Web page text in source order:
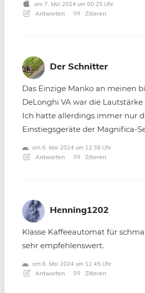
am 7. Mai 2024 um 00:25 Uhr
Antworten Zitieren
Der Schnitter
Das Einzige Manko an meinen
DeLonghi VA war die
Ich hatte allerdings immer nur
Einstiegsgeräte der Magnifica-
am 6. Mai 2024 um 12:38 Uhr
Antworten Zitieren
Henning1202
Klasse Kaffeeautomat für
sehr empfehlenswert.
am 6. Mai 2024 um 11:45 Uhr
Antworten Zitieren